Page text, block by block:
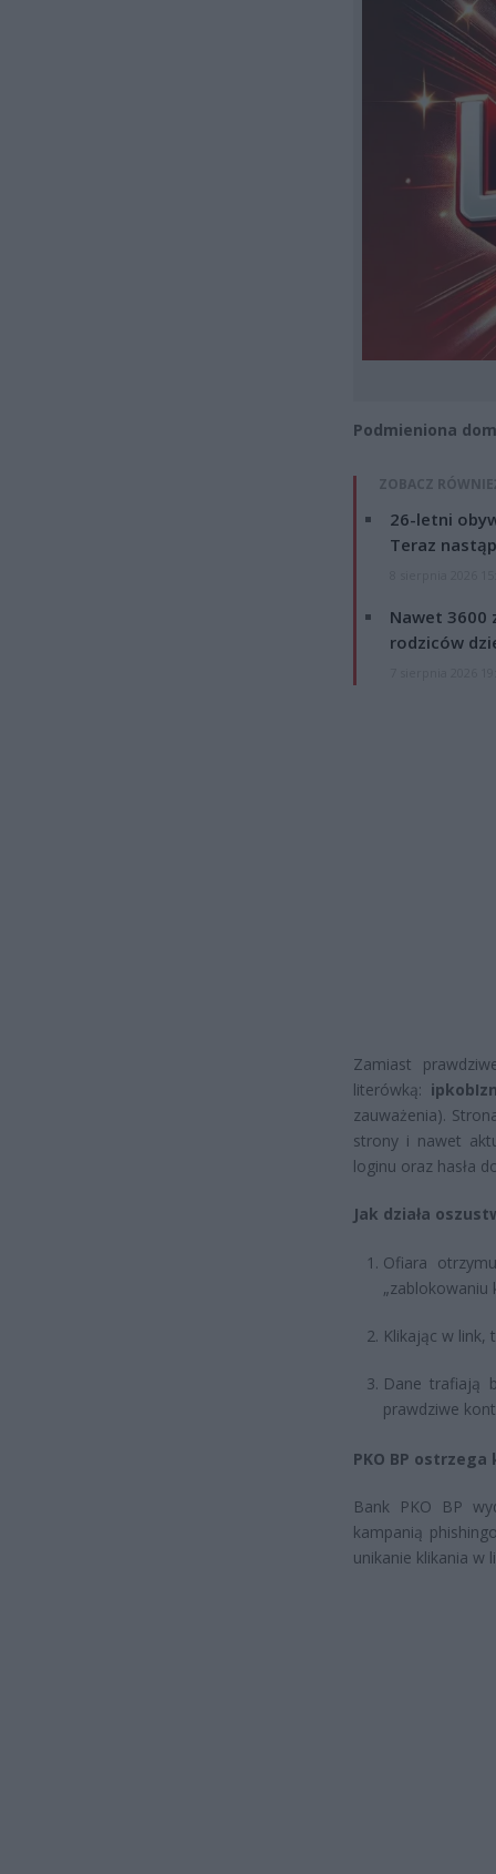
Podmieniona
ZOBACZ
26-letni
Teraz
Nawet 3600
rodziców
Zamiast
literówką:
zauważenia).
strony i nawet
loginu oraz hasła
Jak działa
Ofiara
„zablokowaniu
Klikając w link,
Dane trafiają
prawdziwe
PKO BP
Bank PKO BP
kampanią
unikanie klikania w